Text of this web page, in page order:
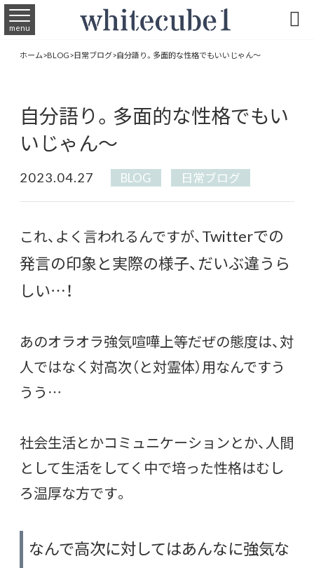
menu 
ホーム>BLOG>日常ブログ>自分語り。多面的な性格でもいいじゃん〜
自分語り。多面的な性格でもい
いじゃん〜
2023.04.27 BLOG 日常ブログ
これ、よく言われるんですが、 Twitterでの
発言の印象と実際の様子、だいぶ違うら
しい…！
あのオラオラ強気喧嘩上等だぜの態度は、対
人ではなく対高次（と対霊体）用なんですう
うう…
社会生活とかコミュニケーションとか、人間
として生活をしてく中で培った性格はむし
ろ温厚な方です。
なんで高次に対してはあんなに強気な